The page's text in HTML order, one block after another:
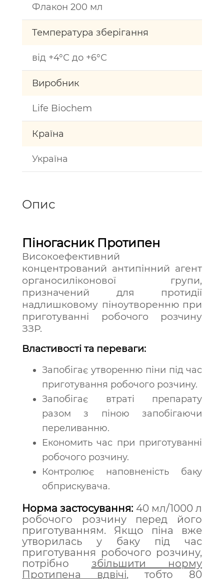
Флакон 200 мл
Температура зберігання
від +4°С до +6°С
Виробник
Life Biochem
Країна
Україна
Опис
Піногасник Протипен
Високоефективний
концентрований антипінний агент
органосиліконової групи,
призначений для протидії
надлишковому піноутворенню при
приготуванні робочого розчину
ЗЗР.
Властивості та переваги:
Запобігає утворенню піни під час
приготування робочого розчину.
Запобігає втраті препарату
разом з піною запобігаючи
переливанню.
Економить час при приготуванні
робочого розчину.
Контролює наповненість баку
обприскувача.
Норма застосування: 40 мл/1000 л
робочого розчину перед його
приготуванням. Якщо піна вже
утворилась у баку під час
приготування робочого розчину,
потрібно збільшити норму
Протипена вдвічі, тобто 80